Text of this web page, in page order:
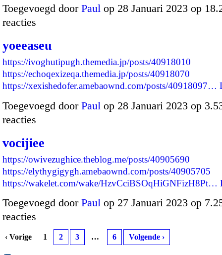
Toegevoegd door Paul op 28 Januari 2023 op
reacties
yoeeaseu
https://ivoghutipugh.themedia.jp/posts/40918010
https://echoqexizeqa.themedia.jp/posts/40918070
https://xexishedofer.amebaownd.com/posts/40918097…
Toegevoegd door Paul op 28 Januari 2023 op
reacties
vocijiee
https://owivezughice.theblog.me/posts/40905690
https://elythygigygh.amebaownd.com/posts/40905705
https://wakelet.com/wake/HzvCciBSOqHiGNFizH8Pt…
Toegevoegd door Paul op 27 Januari 2023 op
reacties
‹ Vorige 1 2 3 … 6 Volgende ›